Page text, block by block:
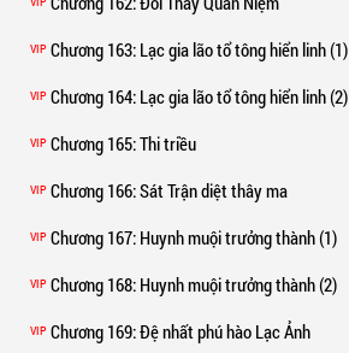
VIP Chương 163: Lạc gia lão tổ tông hiển linh (1)
VIP Chương 164: Lạc gia lão tổ tông hiển linh (2)
VIP Chương 165: Thi triều
VIP Chương 166: Sát Trận diệt thây ma
VIP Chương 167: Huynh muội trưởng thành (1)
VIP Chương 168: Huynh muội trưởng thành (2)
VIP Chương 169: Đệ nhất phú hào Lạc Ảnh